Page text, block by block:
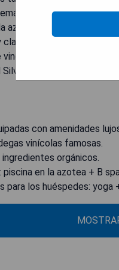
también disponen
azotea y bicicletas
clases de yoga
locales en su barra..
Country Club ,
con amenidades
vinícolas famosas.
orgánicos.
en la azotea + B
para los huéspedes: yoga